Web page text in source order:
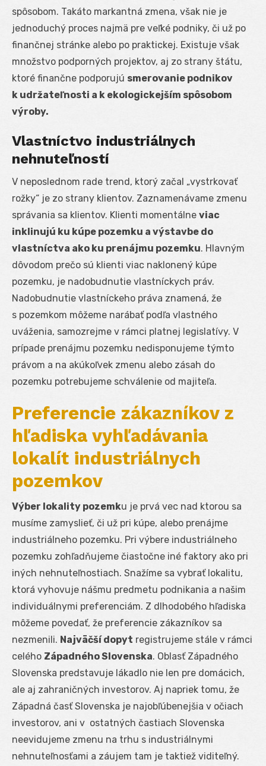
spôsobom. Takáto markantná zmena, však nie je
jednoduchý proces najmä pre veľké podniky, či už po
finančnej stránke alebo po praktickej. Existuje však
množstvo podporných projektov, aj zo strany štátu,
ktoré finančne podporujú smerovanie podnikov
k udržateľnosti a k ekologickejším spôsobom
výroby.
Vlastníctvo industriálnych
nehnuteľností
V neposlednom rade trend, ktorý začal „vystrkovať
rožky“ je zo strany klientov. Zaznamenávame zmenu
správania sa klientov. Klienti momentálne viac
inklinujú ku kúpe pozemku a výstavbe do
vlastníctva ako ku prenájmu pozemku. Hlavným
dôvodom prečo sú klienti viac naklonený kúpe
pozemku, je nadobudnutie vlastníckych práv.
Nadobudnutie vlastníckeho práva znamená, že
s pozemkom môžeme narábať podľa vlastného
uváženia, samozrejme v rámci platnej legislatívy. V
prípade prenájmu pozemku nedisponujeme týmto
právom a na akúkoľvek zmenu alebo zásah do
pozemku potrebujeme schválenie od majiteľa.
Preferencie zákazníkov z
hľadiska vyhľadávania
lokalít industriálnych
pozemkov
Výber lokality pozemku je prvá vec nad ktorou sa
musíme zamyslieť, či už pri kúpe, alebo prenájme
industriálneho pozemku. Pri výbere industriálneho
pozemku zohľadňujeme čiastočne iné faktory ako pri
iných nehnuteľnostiach. Snažíme sa vybrať lokalitu,
ktorá vyhovuje nášmu predmetu podnikania a našim
individuálnymi preferenciám. Z dlhodobého hľadiska
môžeme povedať, že preferencie zákazníkov sa
nezmenili. Najväčší dopyt registrujeme stále v rámci
celého Západného Slovenska. Oblasť Západného
Slovenska predstavuje lákadlo nie len pre domácich,
ale aj zahraničných investorov. Aj napriek tomu, že
Západná časť Slovenska je najobľúbenejšia v očiach
investorov, ani v ostatných častiach Slovenska
neevidujeme zmenu na trhu s industriálnymi
nehnuteľnosťami a záujem tam je taktiež viditeľný.